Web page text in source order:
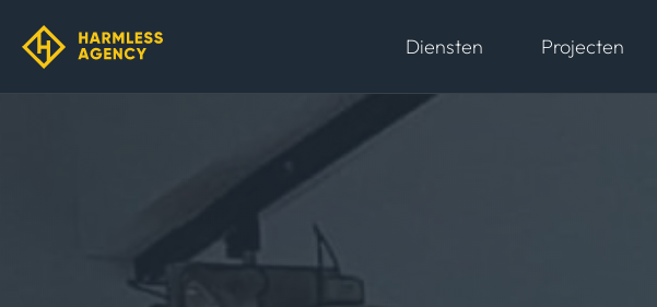
Diensten Projecten